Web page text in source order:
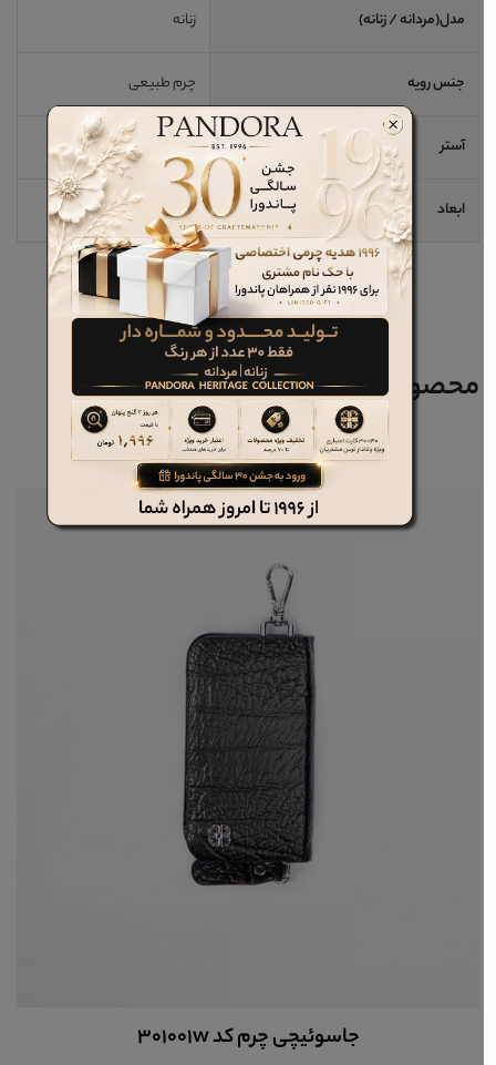
مدل(مردانه / زنانه) زنانه
جنس رویه چرم طبیعی
آستر چرم طبیعی
ابعاد 9*4*3 cm
محصولات مرتبط
جاسوئیچی چرم کد 301002w